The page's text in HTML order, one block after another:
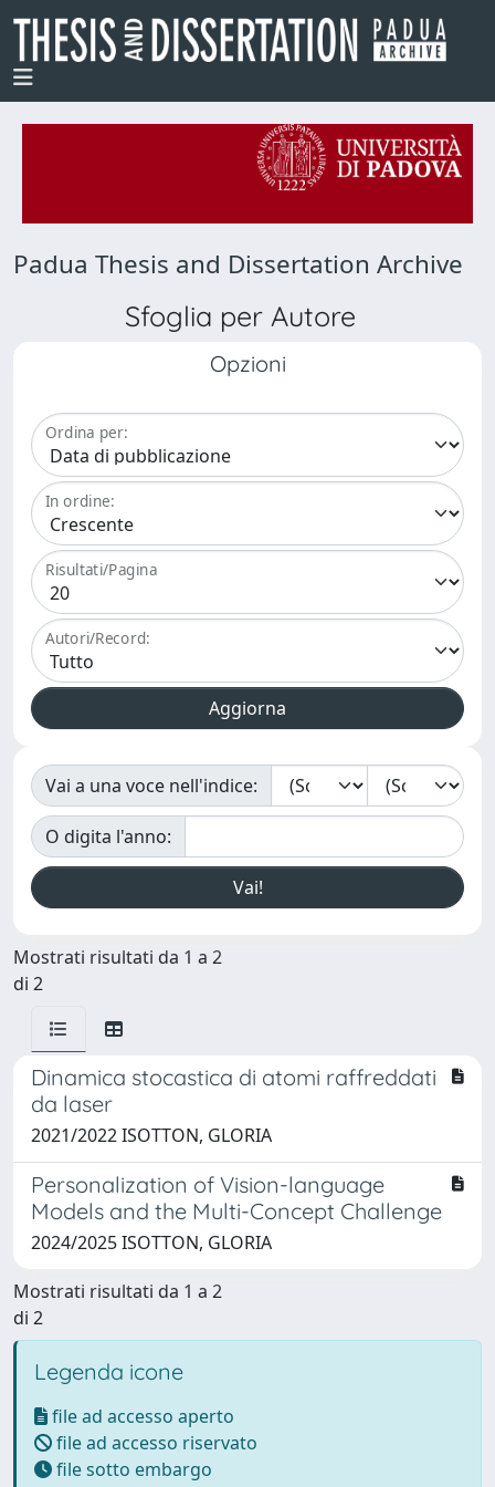
Padua Thesis and Dissertation Archive
Sfoglia per Autore
Opzioni
Ordina per:
In ordine:
Risultati/Pagina
Autori/Record:
Vai a una voce nell'indice:
O digita l'anno:
Mostrati risultati da 1 a 2
di 2
Dinamica stocastica di atomi raffreddati
da laser
2021/2022 ISOTTON, GLORIA
Personalization of Vision-language
Models and the Multi-Concept Challenge
2024/2025 ISOTTON, GLORIA
Mostrati risultati da 1 a 2
di 2
Legenda icone
file ad accesso aperto
file ad accesso riservato
file sotto embargo